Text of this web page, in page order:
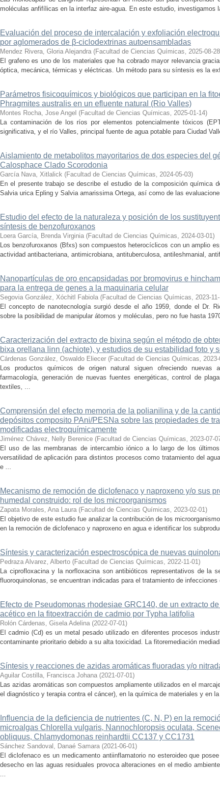
moléculas anfifílicas en la interfaz aire-agua. En este estudio,
Evaluación del proceso de intercalación y exfoliación
por aglomerados de β-ciclodextrinas autoensambladas
Mendez Rivera, Gloria Alejandra (Facultad de Ciencias Químicas, 2025-08-28
El grafeno es uno de los materiales que ha cobrado mayor relevancia
óptica, mecánica, térmicas y eléctricas. Un método para su síntesis es la
Parámetros fisicoquímicos y biológicos que participan en la
Phragmites australis en un efluente natural (Rio Valles)
Montes Rocha, Jose Angel (Facultad de Ciencias Químicas, 2025-01-14)
La contaminación de los ríos por elementos potencialmente tóxicos
significativa, y el río Valles, principal fuente de agua potable para Ciudad
Aislamiento de metabolitos mayoritarios de dos especies del
Calosphace Clado Scorodonia
García Nava, Xitlalick (Facultad de Ciencias Químicas, 2024-05-03)
En el presente trabajo se describe el estudio de la composición química
Salvia urica Epling y Salvia amarissima Ortega, así como de las
Estudio del efecto de la naturaleza y posición de los
síntesis de benzofuroxanos
Loera García, Brenda Virginia (Facultad de Ciencias Químicas, 2024-03-01)
Los benzofuroxanos (Bfxs) son compuestos heterocíclicos con un amplio
actividad antibacteriana, antimicrobiana, antituberculosa, antileshmanial,
Nanopartículas de oro encapsidadas por bromovirus e
para la entrega de genes a la maquinaria celular
Segovia González, Xóchitl Fabiola (Facultad de Ciencias Químicas, 2023-
El concepto de nanotecnología surgió desde el año 1959, donde el Dr.
sobre la posibilidad de manipular átomos y moléculas, pero no fue hasta
Caracterización del extracto de bixina según el método de
bixa orellana linn (achiote), y estudios de su estabilidad foto y
Cárdenas González, Oswaldo Eliecer (Facultad de Ciencias Químicas,
Los productos químicos de origen natural siguen ofreciendo nuevas
farmacología, generación de nuevas fuentes energéticas, control de
textiles, ...
Comprensión del efecto memoria de la polianilina y de la
depósitos composito PAni/PESNa sobre las propiedades de
modificadas electroquímicamente
Jiménez Chávez, Nelly Berenice (Facultad de Ciencias Químicas, 2023-07-
El uso de las membranas de intercambio iónico a lo largo de los
versatilidad de aplicación para distintos procesos como tratamiento del
e ...
Mecanismo de remoción de diclofenaco y naproxeno y/o sus
humedal construido: rol de los microorganismos
Zapata Morales, Ana Laura (Facultad de Ciencias Químicas, 2023-02-01)
El objetivo de este estudio fue analizar la contribución de los
en la remoción de diclofenaco y naproxeno en agua e identificar los
Síntesis y caracterización espectroscópica de nuevas
Pedraza Alvarez, Alberto (Facultad de Ciencias Químicas, 2022-11-01)
La ciprofloxacina y la norfloxacina son antibióticos representativos de la
fluoroquinolonas, se encuentran indicadas para el tratamiento de
Efecto de Pseudomonas rhodesiae GRC140, de un extracto
acético en la fitoextracción de cadmio por Typha latifolia
Rolón Cárdenas, Gisela Adelina (2022-07-01)
El cadmio (Cd) es un metal pesado utilizado en diferentes procesos
contaminante prioritario debido a su alta toxicidad. La fitoremediación
Síntesis y reacciones de azidas aromáticas fluoradas y/o
Aguilar Costilla, Francisca Johana (2021-07-01)
Las azidas aromáticas son compuestos ampliamente utilizados en el
el diagnóstico y terapia contra el cáncer), en la química de materiales y en
Influencia de la deficiencia de nutrientes (C, N, P) en la
microalgas Chlorella vulgaris, Nannochloropsis oculata,
obliquus, Chlamydomonas reinhardtii CC137 y CC1731
Sánchez Sandoval, Danaé Samara (2021-06-01)
El diclofenaco es un medicamento antiinflamatorio no esteroideo que
desecho en las aguas residuales provoca alteraciones en el medio
...